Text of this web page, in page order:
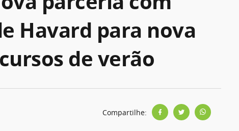
Havard para nova
de verão
Compartilhe: